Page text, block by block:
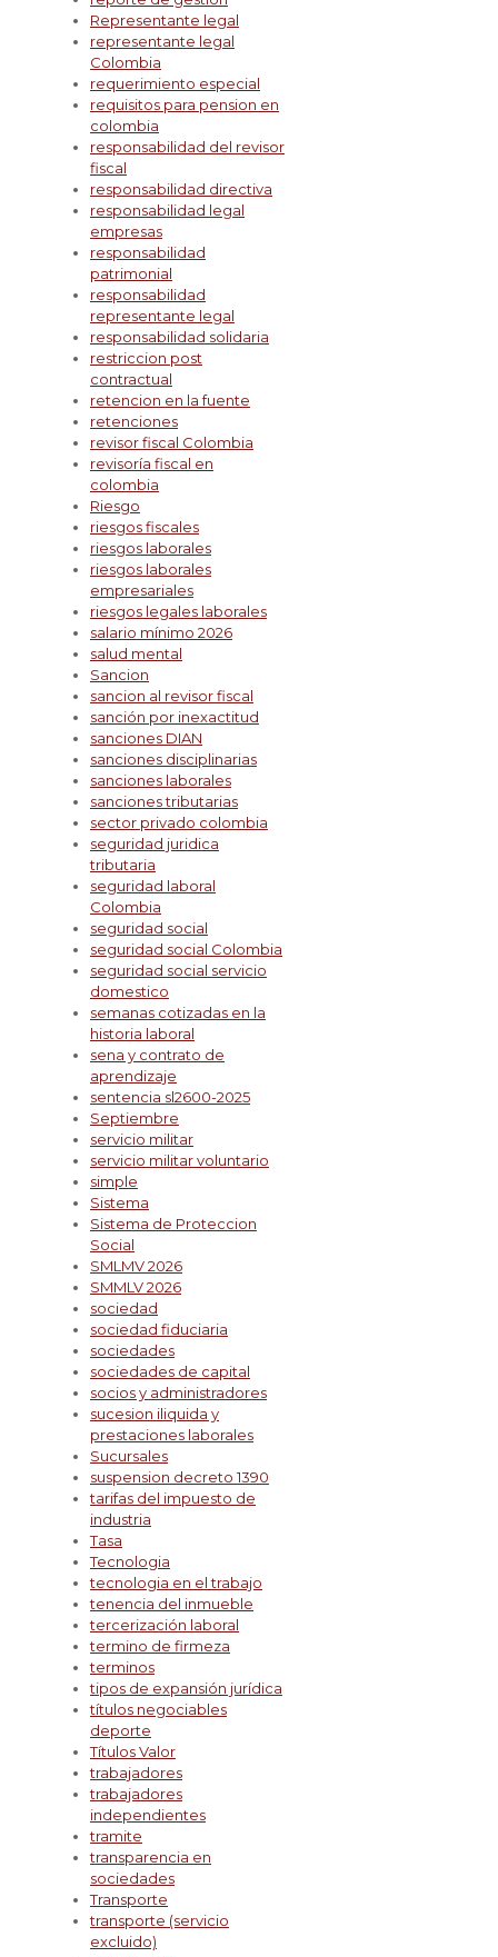
Representante legal
representante legal
Colombia
requerimiento especial
requisitos para pension en
colombia
responsabilidad del revisor
fiscal
responsabilidad directiva
responsabilidad legal
empresas
responsabilidad
patrimonial
responsabilidad
representante legal
responsabilidad solidaria
restriccion post
contractual
retencion en la fuente
retenciones
revisor fiscal Colombia
revisoría fiscal en
colombia
Riesgo
riesgos fiscales
riesgos laborales
riesgos laborales
empresariales
riesgos legales laborales
salario mínimo 2026
salud mental
Sancion
sancion al revisor fiscal
sanción por inexactitud
sanciones DIAN
sanciones disciplinarias
sanciones laborales
sanciones tributarias
sector privado colombia
seguridad juridica
tributaria
seguridad laboral
Colombia
seguridad social
seguridad social Colombia
seguridad social servicio
domestico
semanas cotizadas en la
historia laboral
sena y contrato de
aprendizaje
sentencia sl2600-2025
Septiembre
servicio militar
servicio militar voluntario
simple
Sistema
Sistema de Proteccion
Social
SMLMV 2026
SMMLV 2026
sociedad
sociedad fiduciaria
sociedades
sociedades de capital
socios y administradores
sucesion iliquida y
prestaciones laborales
Sucursales
suspension decreto 1390
tarifas del impuesto de
industria
Tasa
Tecnologia
tecnologia en el trabajo
tenencia del inmueble
tercerización laboral
termino de firmeza
terminos
tipos de expansión jurídica
títulos negociables
deporte
Títulos Valor
trabajadores
trabajadores
independientes
tramite
transparencia en
sociedades
Transporte
transporte (servicio
excluido)